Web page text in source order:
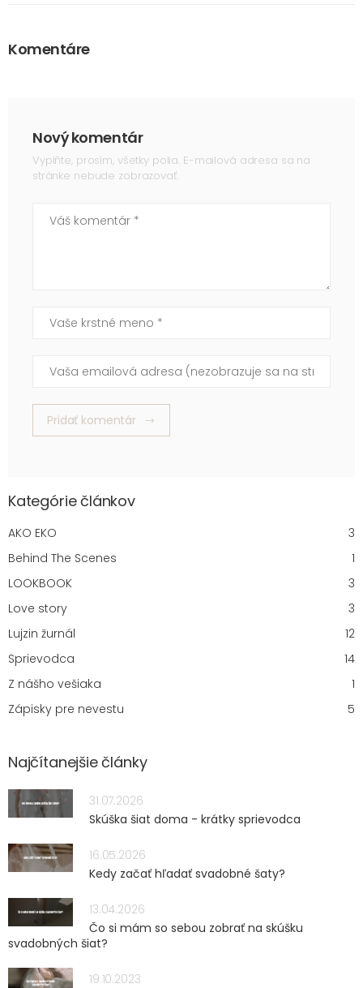
Komentáre
Nový komentár
Vyplňte, prosím, všetky polia. E-mailová adresa sa na
stránke nebude zobrazovať.
Váš komentár
Vaše krstné meno
Vaša emailová adresa (nezobrazuje sa na stránke)
Pridať komentár
Kategórie článkov
AKO EKO
3
Behind The Scenes
1
LOOKBOOK
3
Love story
3
Lujzin žurnál
12
Sprievodca
14
Z nášho vešiaka
1
Zápisky pre nevestu
5
Najčítanejšie články
31.07.2026
Skúška šiat doma - krátky sprievodca
16.05.2026
Kedy začať hľadať svadobné šaty?
13.04.2026
Čo si mám so sebou zobrať na skúšku
svadobných šiat?
19.10.2023